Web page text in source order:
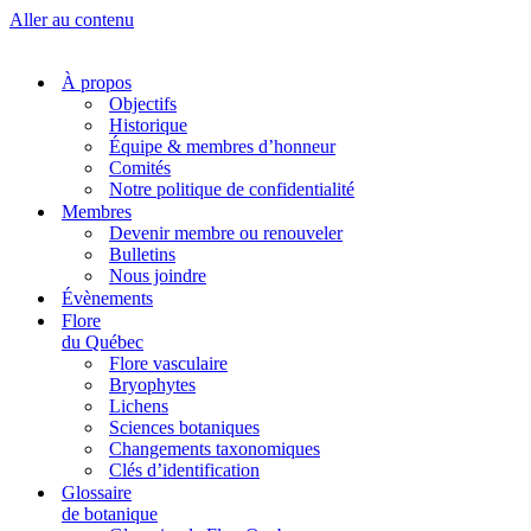
Aller au contenu
À propos
Objectifs
Historique
Équipe & membres d’honneur
Comités
Notre politique de confidentialité
Membres
Devenir membre ou renouveler
Bulletins
Nous joindre
Évènements
Flore
du Québec
Flore vasculaire
Bryophytes
Lichens
Sciences botaniques
Changements taxonomiques
Clés d’identification
Glossaire
de botanique